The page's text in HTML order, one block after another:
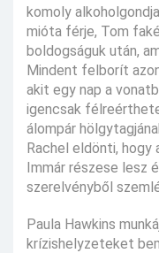
komoly
mióta férje, Tom
boldogságuk után,
Mindent felborít
akit egy nap a
igencsak
álompár
Rachel eldönti, hogy
Immár részese lesz
szerelvényből
Paula Hawkins
krízishelyzeteket